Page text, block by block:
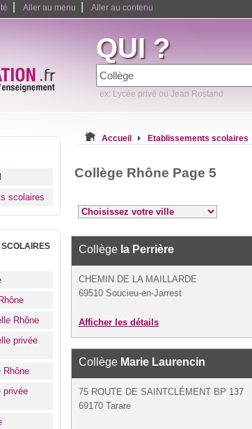
Aller au menu Aller au contenu
QUI ?
ex: Lycée privé ou Jean Rostand
scolaires
Rhône
privée
Rhône
privée
Accueil Etablissements scolaires
Collège Rhône Page 5
Collège la Perrière
CHEMIN DE LA MAILLARDE
69510 Soucieu-en-Jarrest
Afficher les détails
Collège Marie Laurencin
75 ROUTE DE SAINTCLÉMENT BP 137
69170 Tarare